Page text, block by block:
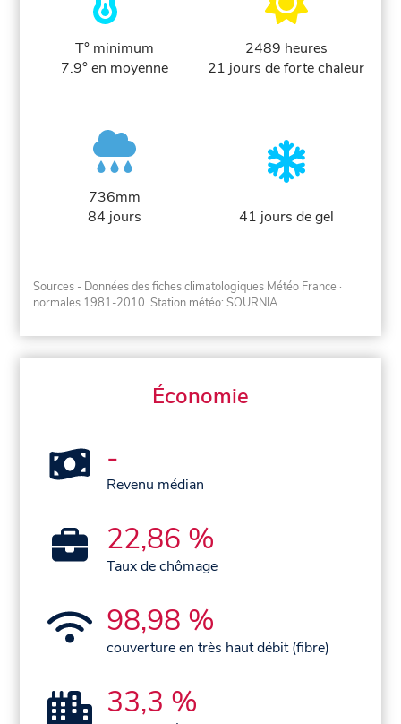
T° minimum
7.9° en moyenne
2489 heures
21 jours de forte chaleur
736mm
84 jours
41 jours de gel
Sources - Données des fiches climatologiques Météo France ·
normales 1981-2010. Station météo: SOURNIA.
Économie
-
Revenu médian
22,86 %
Taux de chômage
98,98 %
couverture en très haut débit (fibre)
33,3 %